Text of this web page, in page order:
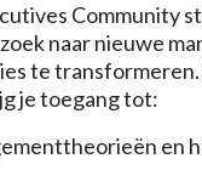
Community
naar nieuwe
te
je toegang tot:
en